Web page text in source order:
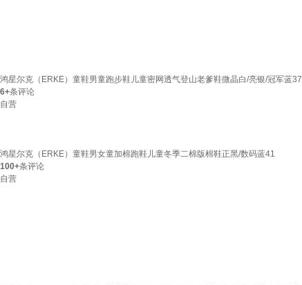
鸿星尔克（ERKE）童鞋男童跑步鞋儿童密网透气登山老爹鞋微晶白/亮银/冠军蓝37
6+条评论
自营
鸿星尔克（ERKE）童鞋男女童加棉跑鞋儿童冬季二棉版棉鞋正黑/数码蓝41
100+条评论
自营